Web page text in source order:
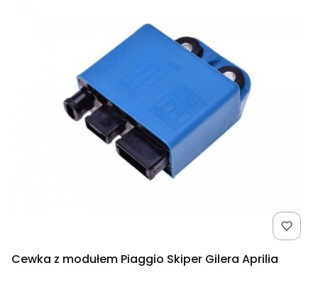
Cewka z modułem Piaggio Skiper Gilera Aprilia